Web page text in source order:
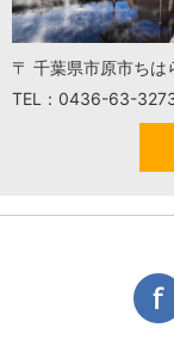
〒 千葉県市原市ち
TEL：0436-63-